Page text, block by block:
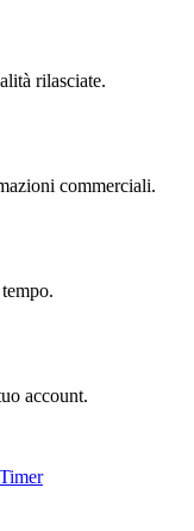
rilasciate.
commerciali.
account.
Timer